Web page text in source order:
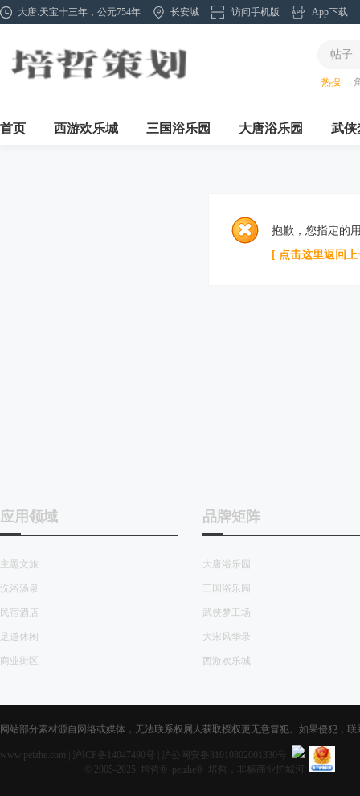
大唐.天宝十三年，公元754年 长安城 访问手机版 App下载
帖子
热搜:
首页 西游欢乐城 三国浴乐园 大唐浴乐园 武侠
抱歉，您指定的
[ 点击这里返回
应用领域
主题文旅
洗浴汤泉
民宿酒店
足道休闲
商业街区
品牌矩阵
大唐浴乐园
三国浴乐园
武侠梦工场
大宋风华录
西游欢乐城
网站部分素材源自网络或媒体，无法联系权属人获取授权更无意冒犯。如果侵犯，联
www.peizhe.com 沪ICP备14047490号
沪公网安备31010802001330号
© 2005-2025 培哲® peizhe® 培哲，非标商业护城河